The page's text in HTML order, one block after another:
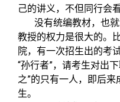
己的讲义，不但同行会
没有统编教材，也
教授的权力是很大的。
院，有一次招生出的考
“孙行者”，请考生对出
之”的只有一人，即后来
生。